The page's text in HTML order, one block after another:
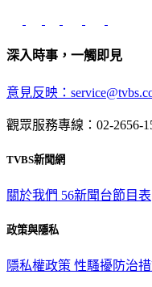
深入時事，一觸即見
意見反映：
觀眾服務專線：02-2656-
TVBS新聞網
關於我們 56新聞台節目表
政策與隱私
隱私權政策 性騷擾防治